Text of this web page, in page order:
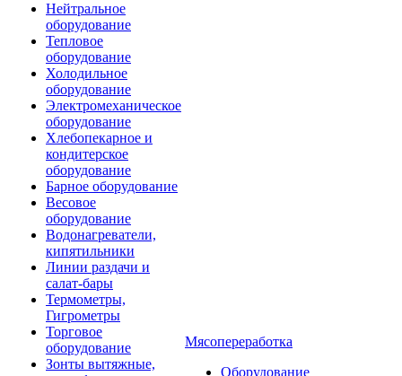
Нейтральное
оборудование
Тепловое
оборудование
Холодильное
оборудование
Электромеханическое
оборудование
Хлебопекарное и
кондитерское
оборудование
Барное оборудование
Весовое
оборудование
Водонагреватели,
кипятильники
Линии раздачи и
салат-бары
Термометры,
Гигрометры
Торговое
оборудование
Зонты вытяжные,
Мясопереработка
Оборудование